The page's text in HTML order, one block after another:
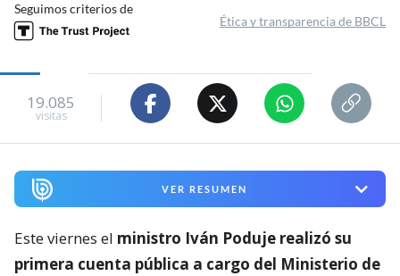
Seguimos criterios de
Ética y transparencia de BBCL
19.085
visitas
VER RESUMEN
Este viernes el ministro Iván Poduje realizó su
primera cuenta pública a cargo del Ministerio de